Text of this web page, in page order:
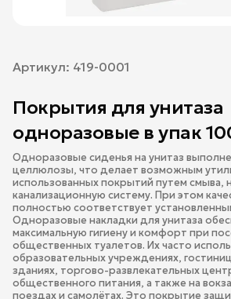
Артикул: 419-0001
Покрытия для унитаза
одноразовые в упак
Одноразовые сиденья на унитаз
целлюлозы, что делает возможным
использованных покрытий путем смыва,
канализационную систему. При этом
полностью соответствует
Одноразовые накладки для унитаза
максимальную гигиену и комфорт при
общественных туалетов. Их часто
образовательных учреждениях,
зданиях, торгово-развлекательных
общественного питания, а также на
поездах и самолётах. Это покрытие